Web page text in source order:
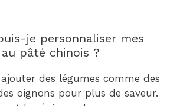
je personnaliser mes
pâté chinois ?
des légumes comme des
oignons pour plus de saveur.